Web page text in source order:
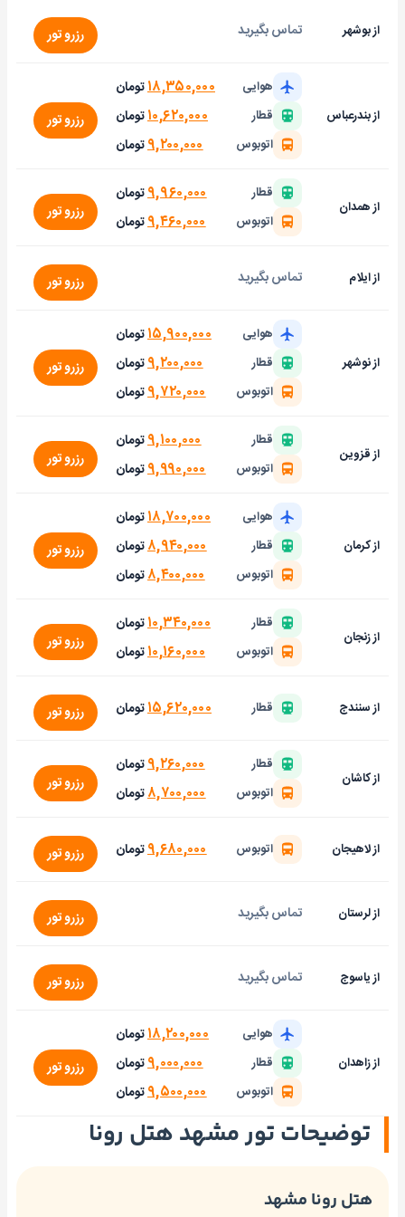
از بوشهر تماس بگیرید رزرو تور
از بندرعباس
هوایی ۱۸,۳۵۰,۰۰۰تومان
قطار ۱۰,۶۲۰,۰۰۰تومان
اتوبوس ۹,۲۰۰,۰۰۰تومان
رزرو تور
از همدان
قطار ۹,۹۶۰,۰۰۰تومان
اتوبوس ۹,۴۶۰,۰۰۰تومان رزرو تور
از ایلام تماس بگیرید رزرو تور
از نوشهر
هوایی ۱۵,۹۰۰,۰۰۰تومان
قطار ۹,۲۰۰,۰۰۰تومان
اتوبوس ۹,۷۲۰,۰۰۰تومان
رزرو تور
از قزوین
قطار ۹,۱۰۰,۰۰۰تومان
اتوبوس ۹,۹۹۰,۰۰۰تومان رزرو تور
از کرمان
هوایی ۱۸,۷۰۰,۰۰۰تومان
قطار ۸,۹۴۰,۰۰۰تومان
اتوبوس ۸,۴۰۰,۰۰۰تومان
رزرو تور
از زنجان
قطار ۱۰,۳۴۰,۰۰۰تومان
اتوبوس ۱۰,۱۶۰,۰۰۰تومان رزرو تور
از سنندج قطار ۱۵,۶۲۰,۰۰۰تومان رزرو تور
از کاشان
قطار ۹,۲۶۰,۰۰۰تومان
اتوبوس ۸,۷۰۰,۰۰۰تومان رزرو تور
از لاهیجان اتوبوس ۹,۶۸۰,۰۰۰تومان رزرو تور
از لرستان تماس بگیرید رزرو تور
از یاسوج تماس بگیرید رزرو تور
از زاهدان
هوایی ۱۸,۲۰۰,۰۰۰تومان
قطار ۹,۰۰۰,۰۰۰تومان
اتوبوس ۹,۵۰۰,۰۰۰تومان
رزرو تور
توضیحات تور مشهد هتل رونا
هتل رونا مشهد